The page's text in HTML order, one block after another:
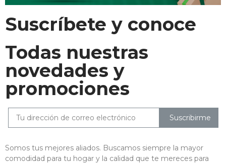
Suscríbete y conoce
Todas nuestras
novedades y
promociones
Suscribirme
Somos tus mejores aliados. Buscamos siempre la mayor
comodidad para tu hogar y la calidad que te mereces para